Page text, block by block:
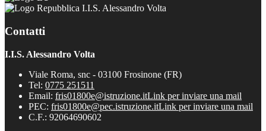
I.I.S. Alessandro Volta
Contatti
I.I.S. Alessandro Volta
Viale Roma, snc - 03100 Frosinone (FR)
Tel: 0775 251511
Email: fris01800e@istruzione.itLink per inviare una mail
PEC: fris01800e@pec.istruzione.itLink per inviare una mail
C.F.: 92064690602